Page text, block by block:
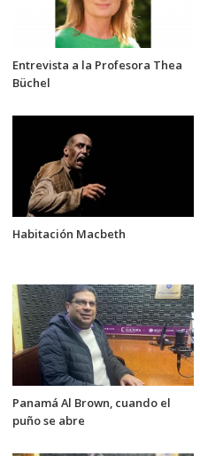
Entrevista a la Profesora Thea
Büchel
Habitación Macbeth
Panamá Al Brown, cuando el
puño se abre